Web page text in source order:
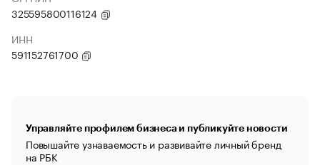
325595800116124
ИНН
591152761700
Управляйте профилем бизнеса и публикуйте новости
Повышайте узнаваемость и развивайте личный бренд
на РБК